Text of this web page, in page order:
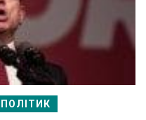
ПОЛІТИК